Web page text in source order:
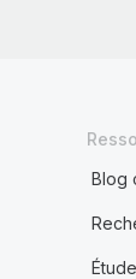
Blog